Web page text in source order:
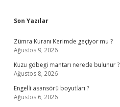
Sidebar
Son Yazılar
Zümra Kuranı Kerimde geçiyor mu ?
Ağustos 9, 2026
Kuzu göbegi mantarı nerede bulunur ?
Ağustos 8, 2026
Engelli asansörü boyutları ?
Ağustos 6, 2026